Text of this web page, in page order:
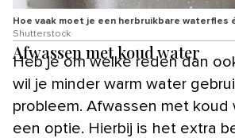
Hoe vaak moet je een herbruikbare waterfles
Shutterstock
Afwassen met koud water
Heb je om welke reden dan
wil je minder warm water
probleem. Afwassen met koud
een optie. Hierbij is het extra